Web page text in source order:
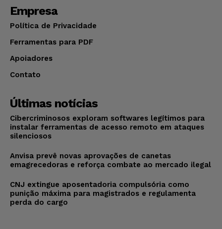
Empresa
Política de Privacidade
Ferramentas para PDF
Apoiadores
Contato
Últimas notícias
Cibercriminosos exploram softwares legítimos para
instalar ferramentas de acesso remoto em ataques
silenciosos
Anvisa prevê novas aprovações de canetas
emagrecedoras e reforça combate ao mercado ilegal
CNJ extingue aposentadoria compulsória como
punição máxima para magistrados e regulamenta
perda do cargo